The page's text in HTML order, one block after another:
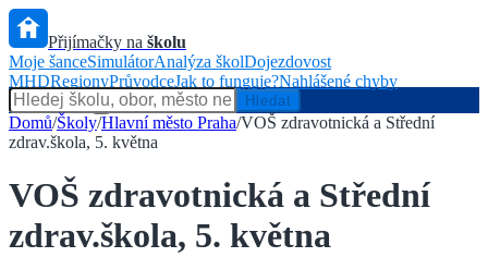
Přijímačky na školu
Moje šanceSimulátorAnalýza školDojezdovost
MHDRegionyPrůvodceJak to funguje?Nahlášené chyby
Hlídač státu
Hledat
Domů/Školy/Hlavní město Praha/VOŠ zdravotnická a Střední
zdrav.škola, 5. května
VOŠ zdravotnická a Střední
zdrav.škola, 5. května